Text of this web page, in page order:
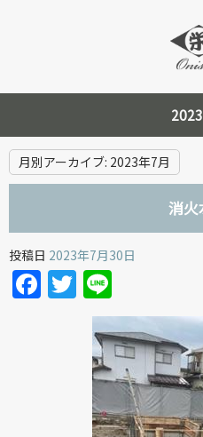
月別アーカイブ: 2023年7月
消火
投稿日 2023年7月30日
Facebook
Twitter